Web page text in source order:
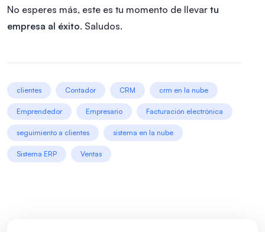
No esperes más, este es tu momento de llevar tu
empresa al éxito. Saludos.
clientes Contador CRM crm en la nube
Emprendedor Empresario Facturación electrónica
seguimiento a clientes sistema en la nube
Sistema ERP Ventas